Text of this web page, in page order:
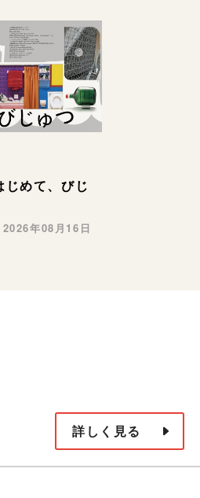
めて、びじ
年08月16日
詳しく見る